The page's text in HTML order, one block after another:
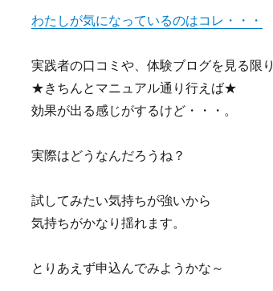
わたしが気になっているのはコレ・・・
実践者の口コミや、体験ブログを見る限り
★きちんとマニュアル通り行えば★
効果が出る感じがするけど・・・。
実際はどうなんだろうね？
試してみたい気持ちが強いから
気持ちがかなり揺れます。
とりあえず申込んでみようかな～